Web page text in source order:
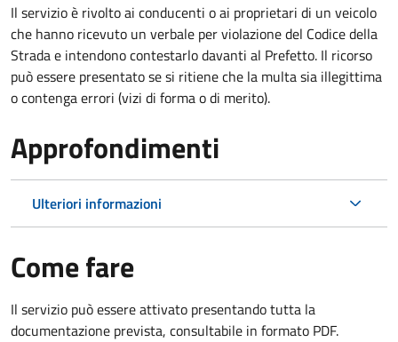
Il servizio è rivolto ai conducenti o ai proprietari di un veicolo
che hanno ricevuto un verbale per violazione del Codice della
Strada e intendono contestarlo davanti al Prefetto. Il ricorso
può essere presentato se si ritiene che la multa sia illegittima
o contenga errori (vizi di forma o di merito).
Approfondimenti
Ulteriori informazioni
Come fare
Il servizio può essere attivato presentando tutta la
documentazione prevista, consultabile in formato PDF.